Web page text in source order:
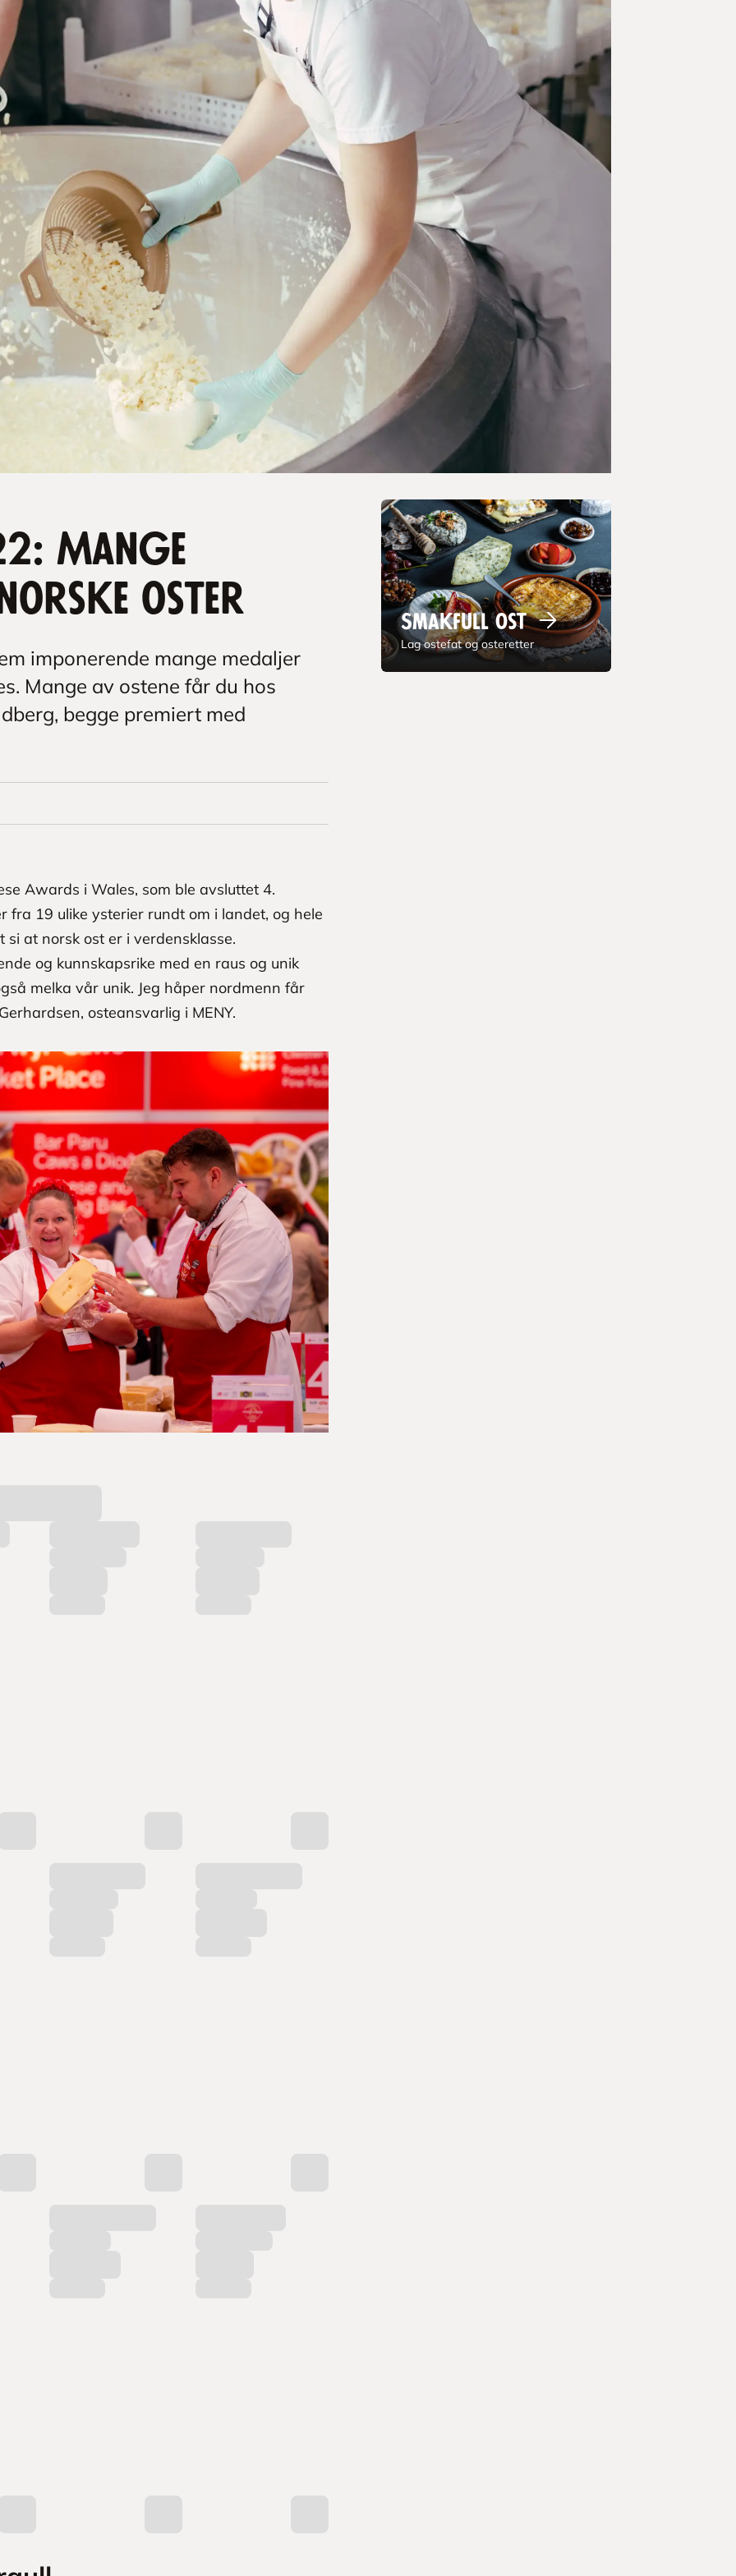
Mange
oster
imponerende mange medaljer
Mange av ostene får du hos
begge premiert med
Awards i Wales, som ble avsluttet 4.
fra 19 ulike ysterier rundt om i landet, og hele
at norsk ost er i verdensklasse.
og kunnskapsrike med en raus og unik
melka vår unik. Jeg håper nordmenn får
osteansvarlig i MENY.
Smakfull ost
Lag ostefat og osteretter